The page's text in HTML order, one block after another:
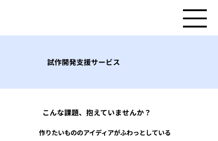
試作開発支援サービス
こんな課題、抱えていませんか？
作りたいもののアイディアがふわっとしている